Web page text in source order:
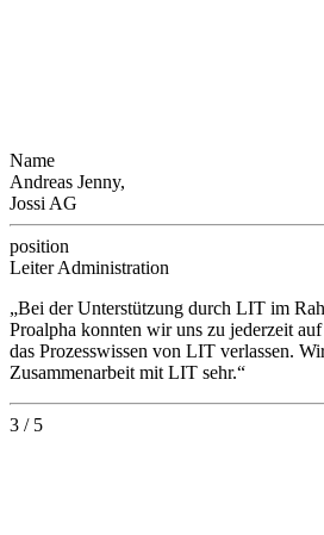
Name
Andreas Jenny,
Jossi AG
position
Leiter Administration
„Bei der Unterstützung durch LIT im
Proalpha konnten wir uns zu jederzeit
das Prozesswissen von LIT verlassen.
Zusammenarbeit mit LIT sehr.“
3 / 5